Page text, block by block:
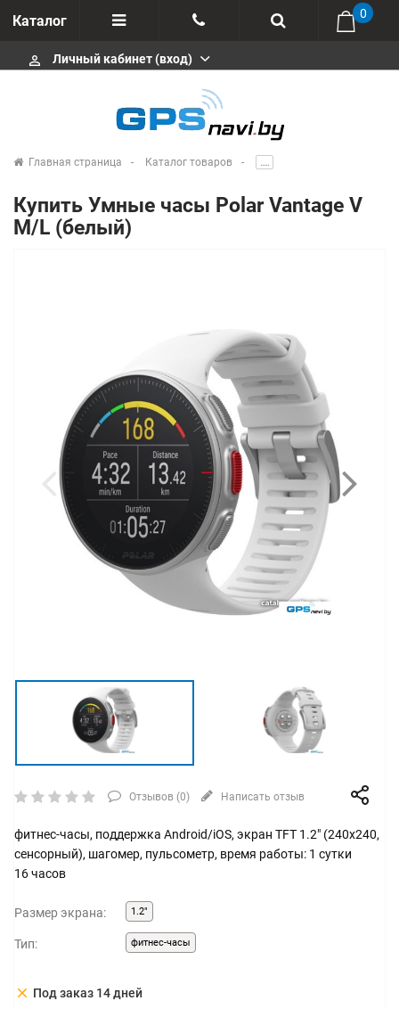
Каталог
Отзывы
+375 291646666
msa333
info@gpsnavi.by
0
perm_identity Личный кабинет (вход)
Главная страница Каталог товаров .....
Купить Умные часы Polar Vantage V
M/L (белый)
Отзывов (0) Написать отзыв
фитнес-часы, поддержка Android/iOS, экран TFT 1.2" (240x240,
сенсорный), шагомер, пульсометр, время работы: 1 сутки
16 часов
Размер экрана: 1.2"
Тип: фитнес-часы
clear Под заказ 14 дней